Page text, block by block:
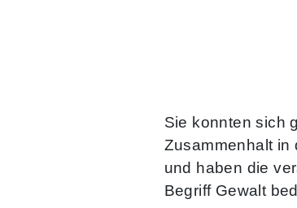
Sie konnten sich
Zusammenhalt in
und haben die
Begriff Gewalt